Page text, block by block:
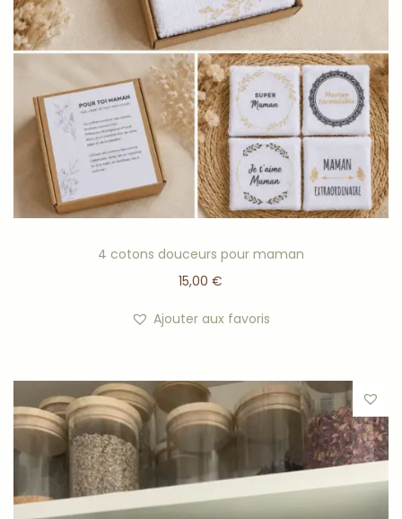
4 cotons douceurs pour maman
15,00€
Ajouter aux favoris